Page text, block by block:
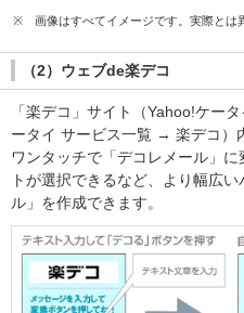
※ 画像はすべてイメージです。実際とは
（2）ウェブde楽デコ
「楽デコ」サイト（Yahoo!ケ
ータイ サービス一覧 → 楽デコ）
ワンタッチで「デコレメール」
トが選択できるなど、より幅広
ル」を作成できます。